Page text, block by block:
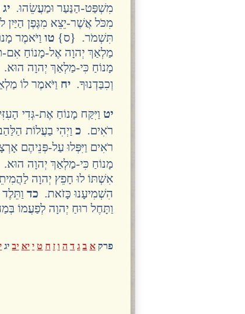
מִשְׁפַּט-הַנַּעַר וּמַעֲשֵׂהוּ. יג
מִכֹּל אֲשֶׁר-יֵצֵא מִגֶּפֶן
תִּשְׁמֹר. {ס} טו וַיֹּאמֶר
מַלְאַךְ יְהוָה אֶל-מָנוֹחַ
מָנוֹחַ כִּי-מַלְאַךְ יְהוָה הוּא.
וְכִבַּדְנוּךָ. יח וַיֹּאמֶר לוֹ
יט וַיִּקַּח מָנוֹחַ אֶת-גְּדִי
רֹאִים. כ וַיְהִי בַעֲלוֹת
רֹאִים וַיִּפְּלוּ עַל-פְּנֵיהֶם
מָנוֹחַ כִּי-מַלְאַךְ יְהוָה הוּא.
אִשְׁתּוֹ לוּ חָפֵץ יְהוָה
הִשְׁמִיעָנוּ כָּזֹאת. כד
וַתָּחֶל רוּחַ יְהוָה לְפַעֲמוֹ
פרק א ב ג ד ה ו ז ח ט י יא יב יג